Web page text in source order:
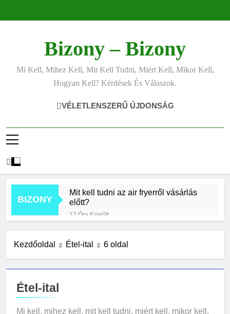
Bizony – Bizony
Mi Kell, Mihez Kell, Mit Kell Tudni, Miért Kell, Mikor Kell,
Hogyan Kell? Kérdések És Válaszok.
VÉLETLENSZERŰ ÚJDONSÁG
BIZONY
Mit kell tudni az air fryerről vásárlás
előtt?
17 Óra Ezelőtt
3 Nap Ezelőtt
vetőmagokat?
7 Nap Ezelőtt
Kezdőoldal Étel-ital 6 oldal
Étel-ital
Mi kell, mihez kell, mit kell tudni, miért kell, mikor kell,